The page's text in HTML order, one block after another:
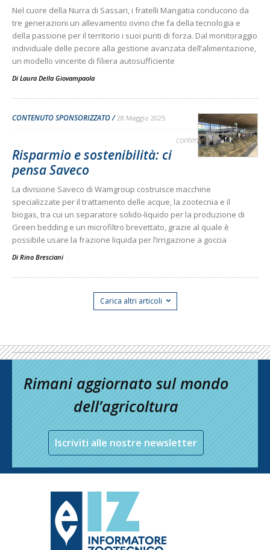
Nel cuore della Nurra di Sassari, i fratelli Mangatia conducono da
tre generazioni un allevamento ovino che fa della tecnologia e
della passione per il territorio i suoi punti di forza. Dal monitoraggio
individuale delle pecore alla gestione avanzata dell’alimentazione,
un modello vincente di filiera autosufficiente
Di Laura Della Giovampaola
CONTENUTO SPONSORIZZATO 28 Maggio 2025
contenuto sponsorizzato
Risparmio e sostenibilità: ci
pensa Saveco
La divisione Saveco di Wamgroup costruisce macchine
specializzate per il trattamento delle acque, la zootecnia e il
biogas, tra cui un separatore solido-liquido per la produzione di
Green bedding e un microfiltro brevettato, grazie al quale è
possibile usare la frazione liquida per l’irrigazione a goccia
Di Rino Bresciani -
Carica altri articoli
Rimani aggiornato sul mondo
dell’agricoltura
Iscriviti alle nostre newsletter